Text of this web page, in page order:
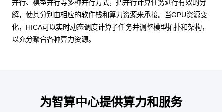
并行、模型并行等多种并行方式，把并行计算任务进行有效的分
解，使其分别由相应的软件栈和算力资源来承接。当GPU资源变
化，HICA可以实时动态调度计算子任务并调整模型拓扑和架构，
以充分聚合各种算力资源。
为智算中心提供算力和服务